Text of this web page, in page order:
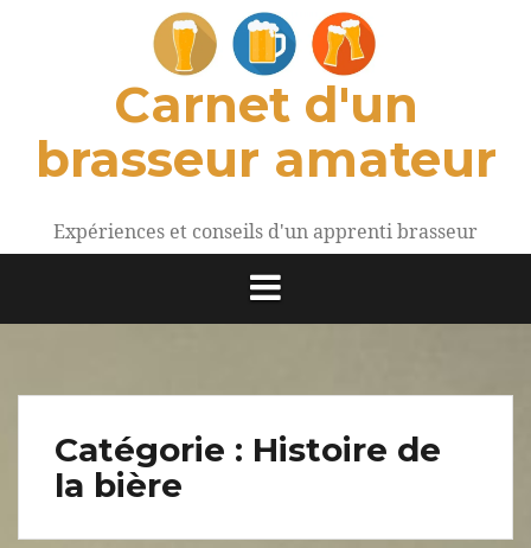
Carnet d'un
brasseur amateur
Expériences et conseils d'un apprenti brasseur
Catégorie : Histoire de
la bière